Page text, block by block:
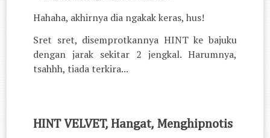
Hahaha, akhirnya dia ngakak keras, hus!
Sret sret, disemprotkannya HINT ke bajuku
dengan jarak sekitar 2 jengkal. Harumnya,
tsahhh, tiada terkira...
HINT VELVET, Hangat, Menghipnotis